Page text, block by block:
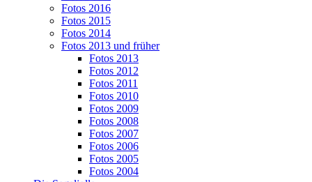
Fotos 2016
Fotos 2015
Fotos 2014
Fotos 2013 und früher
Fotos 2013
Fotos 2012
Fotos 2011
Fotos 2010
Fotos 2009
Fotos 2008
Fotos 2007
Fotos 2006
Fotos 2005
Fotos 2004